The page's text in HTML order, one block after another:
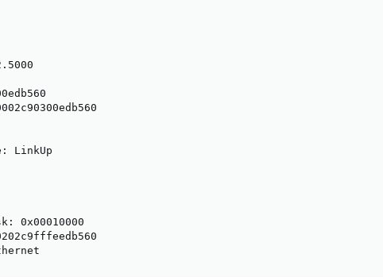
LinkUp
0x00010000